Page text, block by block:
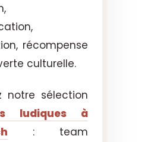
récompense
culturelle.
notre sélection
ludiques à
: team